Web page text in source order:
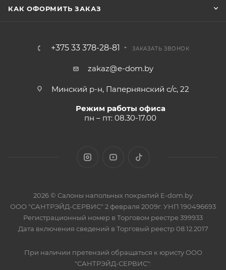
КАК ОФОРМИТЬ ЗАКАЗ
+375 33 378-28-81 ЗАКАЗАТЬ ЗВОНОК
zakaz@e-dom.by
Минский р-н, Папернянский с/с, 22
Режим работы офиса
пн – пт: 08.30-17.00
2026 © Салоны напольных покрытий E-dom.by
ООО "САНТРЭЙД-СЕРВИС" 2 февраля 2009г. УНП 190496693
Регистрационный номер в Торговом реестре 399933
Дата включения сведений в Торговый реестр 08.12.2017
При наличии претензий обращаться к юристу ООО
"САНТРЭЙД-СЕРВИС":